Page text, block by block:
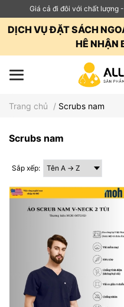
Giá cả đi đôi với chất lượng
DỊCH VỤ ĐẶT SÁCH
HÊ NHẬN
Trang chủ / Scrubs nam
Scrubs nam
Sắp xếp: